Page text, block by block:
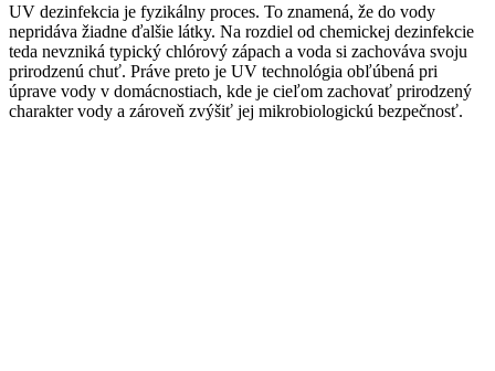
UV dezinfekcia je fyzikálny proces. To znamená, že do vody
nepridáva žiadne ďalšie látky. Na rozdiel od chemickej dezinfekcie
teda nevzniká typický chlórový zápach a voda si zachováva svoju
prirodzenú chuť. Práve preto je UV technológia obľúbená pri
úprave vody v domácnostiach, kde je cieľom zachovať prirodzený
charakter vody a zároveň zvýšiť jej mikrobiologickú bezpečnosť.